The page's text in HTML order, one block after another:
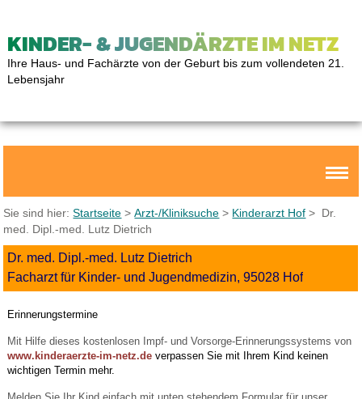
KINDER- & JUGENDÄRZTE IM NETZ
Ihre Haus- und Fachärzte von der Geburt bis zum vollendeten 21.
Lebensjahr
Sie sind hier:Startseite >Arzt-/Kliniksuche > Kinderarzt Hof > Dr.
med. Dipl.-med. Lutz Dietrich
Dr. med. Dipl.-med. Lutz Dietrich
Facharzt für Kinder- und Jugendmedizin, 95028 Hof
Erinnerungstermine
Mit Hilfe dieses kostenlosen Impf- und Vorsorge-Erinnerungssystems von
www.kinderaerzte-im-netz.de verpassen Sie mit Ihrem Kind keinen
wichtigen Termin mehr.